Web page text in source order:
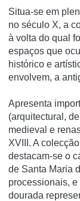
Situa-se em
no século X, a
à volta do qual
espaços que
histórico e
envolvem, a
Apresenta
(arquitectural,
medieval e
XVIII. A
destacam-se o
de Santa Maria
processionais,
dourada